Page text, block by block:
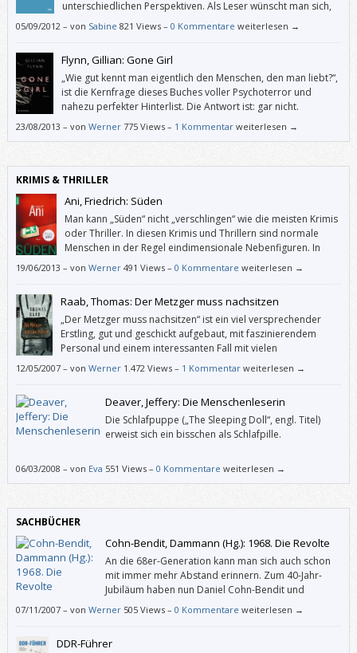
unterschiedlichen Perspektiven. Als Leser wünscht man sich,
dass er noch ausführlicher gestaltet wäre, noch mehr
fassbar zu machen.
05/09/2012 – von Sabine 821 Views – 0 Kommentare weiterlesen →
Flynn, Gillian: Gone Girl
„Wie gut kennt man eigentlich den Menschen, den man liebt?“,
ist die Kernfrage dieses Buches voller Psychoterror und
nahezu perfekter Hinterlist. Die Antwort ist: gar nicht.
23/08/2013 – von Werner 775 Views – 1 Kommentar weiterlesen →
KRIMIS & THRILLER
Ani, Friedrich: Süden
Man kann „Süden“ nicht „verschlingen“ wie die meisten Krimis
oder Thriller. In diesen Krimis und Thrillern sind normale
Menschen in der Regel eindimensionale Nebenfiguren. In
„Süden“ – und das ist für mich eine zentrale Qualität –
19/06/2013 – von Werner 491 Views – 0 Kommentare weiterlesen →
Raab, Thomas: Der Metzger muss nachsitzen
„Der Metzger muss nachsitzen“ ist ein viel versprechender
Erstling, gut und geschickt aufgebaut, mit faszinierendem
Personal und einem interessanten Fall mit vielen
überraschenden Wendungen.
12/05/2007– von Werner 1.472 Views – 1 Kommentar weiterlesen →
Deaver, Jeffery: Die Menschenleserin
Die Schlafpuppe („The Sleeping Doll“, engl. Titel)
erweist sich ein bisschen als Schlafpille.
06/03/2008 – von Eva 551 Views – 0 Kommentare weiterlesen →
SACHBÜCHER
Cohn-Bendit, Dammann (Hg.): 1968. Die Revolte
An die 68er-Generation kann man sich auch schon
mit immer mehr Abstand erinnern. Zum 40-Jahr-
Jubiläum haben nun Daniel Cohn-Bendit und
Rüdiger Dammann ein Buch über Ursachen und
07/11/2007– von Werner 505 Views – 0 Kommentare weiterlesen →
DDR-Führer